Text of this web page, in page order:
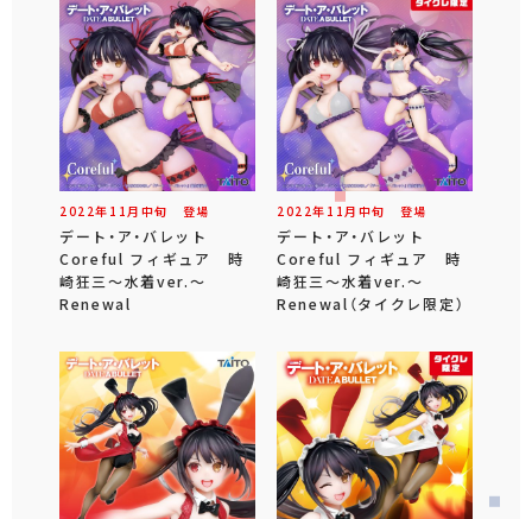
2022年 11 月 中旬 登場
デート・ア・バレット
Coreful フィギュア 時
崎狂三～水着ver.～
Renewal
2022年 11 月 中旬 登場
デート・ア・バレット
Coreful フィギュア 時
崎狂三～水着ver.～
Renewal（タイクレ限定）